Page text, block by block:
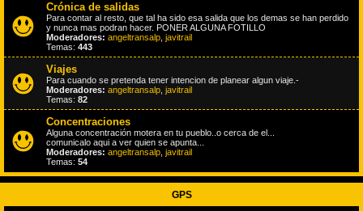
Crónica de salidas
Para contar al resto, que tal ha sido esa salida que los demas se han perdido
y nunca mas podran hacer. PONER ALGUNA FOTILLO
Moderadores: angeltransalp javitrail
Temas: 443
Viajes
Para cuando se pretenda tener intencion de planear algun viaje.-
Moderadores: angeltransalp javitrail
Temas: 82
Concentraciones
Alguna concentración motera en tu pueblo..o cerca de el...
comunicalo aqui a ver quien se apunta...
Moderadores: angeltransalp javitrail
Temas: 54
GPS